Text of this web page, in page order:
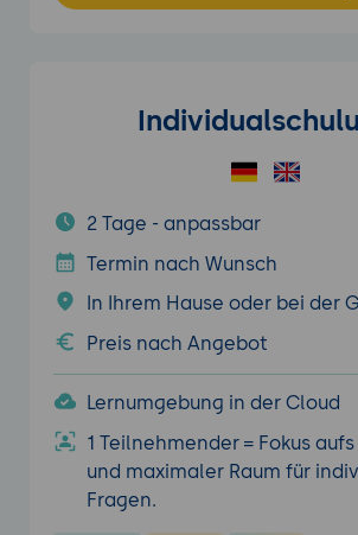
2 Tage - anpassbar
Termin nach Wunsch
In Ihrem Hause oder bei der
Preis nach Angebot
Lernumgebung in der Cloud
1 Teilnehmender = Fokus
und maximaler Raum für
Fragen.